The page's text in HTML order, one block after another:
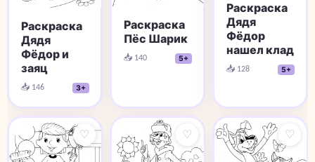
Раскраска
Дядя
Фёдор и
заяц
📥 146 3+
Раскраска
Пёс Шарик
📥 140 5+
Раскраска
Дядя
Фёдор
нашел клад
📥 128 5+
♡ ♡ ♡